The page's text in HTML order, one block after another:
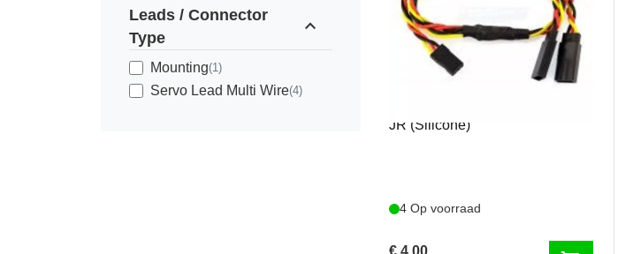
Leads / Connector
Type
expand_less
Mounting(1)
Servo Lead Multi Wire(4)
TIJRY2
JR (Silicone)
4 Op voorraad
€ 4,00